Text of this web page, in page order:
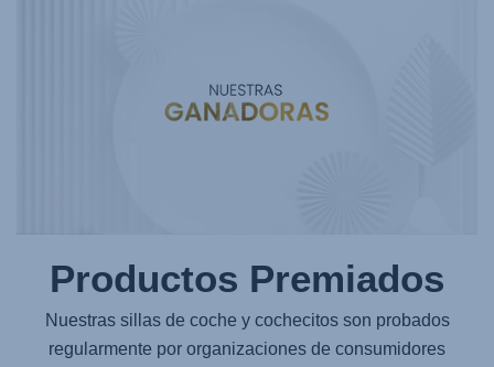
Productos Premiados
Nuestras sillas de coche y cochecitos son probados
regularmente por organizaciones de consumidores